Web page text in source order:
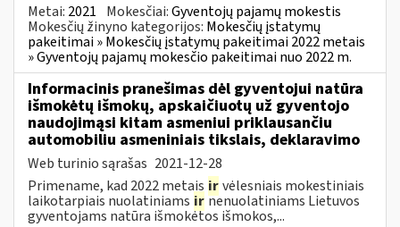
Metai: 2021 Mokesčiai:Gyventojų pajamų mokestis
Mokesčių žinyno kategorijos: Mokesčių įstatymų
pakeitimai » Mokesčių įstatymų pakeitimai 2022 metais
» Gyventojų pajamų mokesčio pakeitimai nuo 2022 m.
Informacinis pranešimas dėl gyventojui natūra
išmokėtų išmokų, apskaičiuotų už gyventojo
naudojimąsi kitam asmeniui priklausančiu
automobiliu asmeniniais tikslais, deklaravimo
Web turinio sąrašas 2021-12-28
Primename, kad 2022 metais irvėlesniais mokestiniais
laikotarpiais nuolatiniams irnenuolatiniams Lietuvos
gyventojams natūra išmokėtos išmokos,...